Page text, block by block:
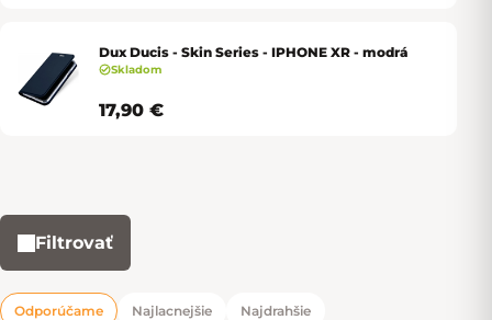
Dux Ducis - Skin Series - IPHONE XR - modrá
Skladom
17,90 €
Filtrovať
Odporúčame Najlacnejšie Najdrahšie
Výpis produktov